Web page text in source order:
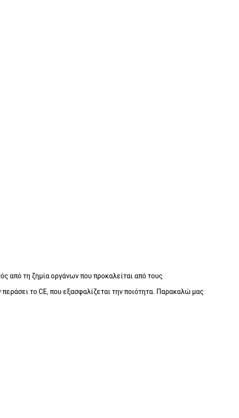
από τη ζημία οργάνων που προκαλείται από τους
το CE, που εξασφαλίζεται την ποιότητα. Παρακαλώ μας